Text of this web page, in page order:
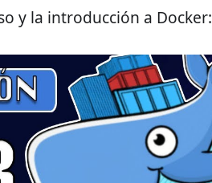
y la introducción a Docker: